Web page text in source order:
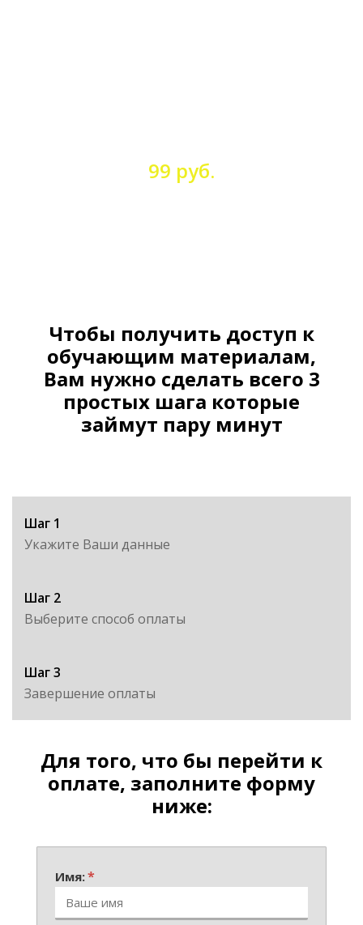
99 руб.
Чтобы получить доступ к
обучающим материалам,
Вам нужно сделать всего 3
простых шага которые
займут пару минут
Шаг 1
Укажите Ваши данные
Шаг 2
Выберите способ оплаты
Шаг 3
Завершение оплаты
Для того, что бы перейти к
оплате, заполните форму
ниже:
Имя:*